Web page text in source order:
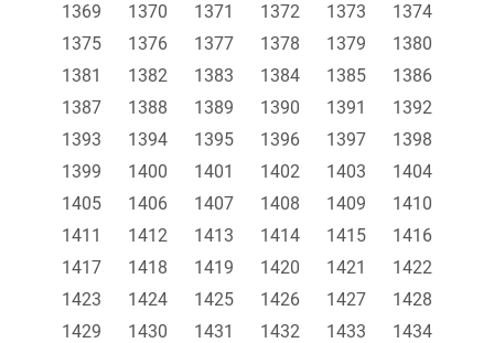
1369
1370 1371 1372 1373
1374
1375
1376 1377 1378 1379
1380
1381
1382 1383 1384 1385
1386
1387
1388 1389 1390 1391
1392
1393
1394 1395 1396 1397
1398
1399
1400 1401 1402 1403
1404
1405
1406 1407 1408 1409
1410
1411
1412 1413 1414 1415
1416
1417
1418 1419 1420 1421
1422
1423
1424 1425 1426 1427
1428
1429
1430 1431 1432 1433
1434